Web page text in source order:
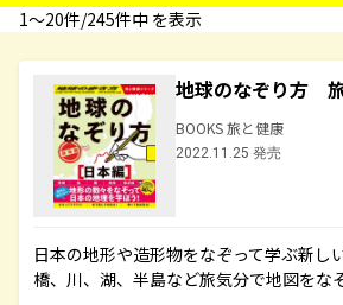
1〜20件/245件中 を表示
地球のなぞり方
BOOKS 旅と健康
2022.11.25 発売
日本の地形や造形物をなぞって学ぶ新し
橋、川、湖、半島など旅気分で地図をな